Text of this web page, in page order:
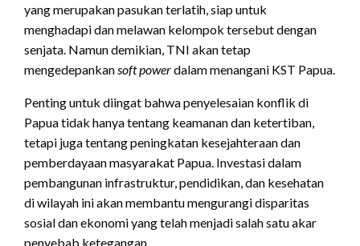
yang merupakan pasukan terlatih, siap untuk
menghadapi dan melawan kelompok tersebut dengan
senjata. Namun demikian, TNI akan tetap
mengedepankansoft powerdalam menangani KST Papua.
Penting untuk diingat bahwa penyelesaian konflik di
Papua tidak hanya tentang keamanan dan ketertiban,
tetapi juga tentang peningkatan kesejahteraan dan
pemberdayaan masyarakat Papua. Investasi dalam
pembangunan infrastruktur, pendidikan, dan kesehatan
di wilayah ini akan membantu mengurangi disparitas
sosial dan ekonomi yang telah menjadi salah satu akar
penyebab ketegangan.